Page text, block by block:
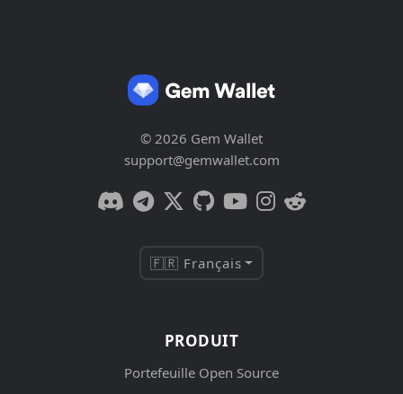
© 2026 Gem Wallet
support@gemwallet.com
🇫🇷 Français
PRODUIT
Portefeuille Open Source